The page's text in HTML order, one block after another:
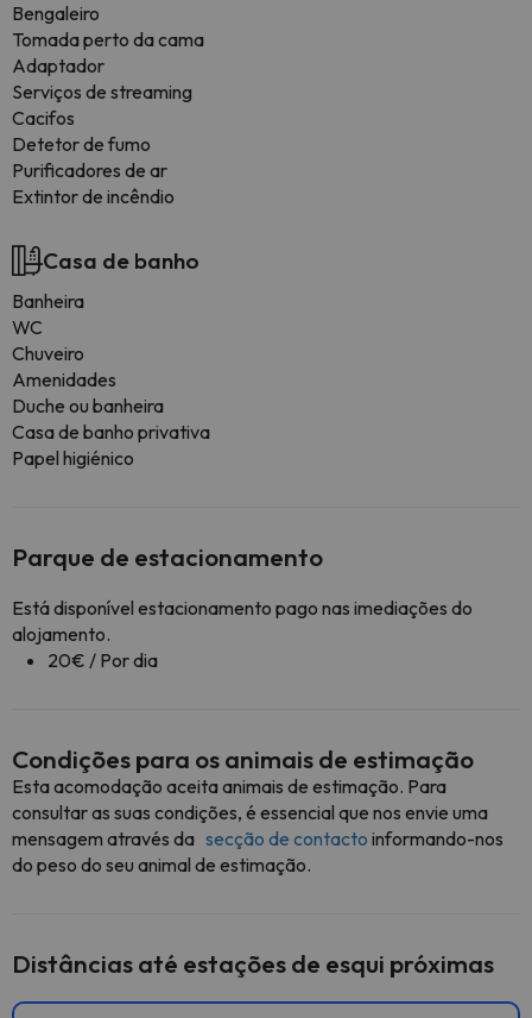
Bengaleiro
Tomada perto da cama
Adaptador
Serviços de streaming
Cacifos
Detetor de fumo
Purificadores de ar
Extintor de incêndio
Casa de banho
Banheira
WC
Chuveiro
Amenidades
Duche ou banheira
Casa de banho privativa
Papel higiénico
Parque de estacionamento
Está disponível estacionamento pago nas imediações do
alojamento.
20€ / Por dia
Condições para os animais de estimação
Esta acomodação aceita animais de estimação. Para
consultar as suas condições, é essencial que nos envie uma
mensagem através da secção de contacto informando-nos
do peso do seu animal de estimação.
Distâncias até estações de esqui próximas